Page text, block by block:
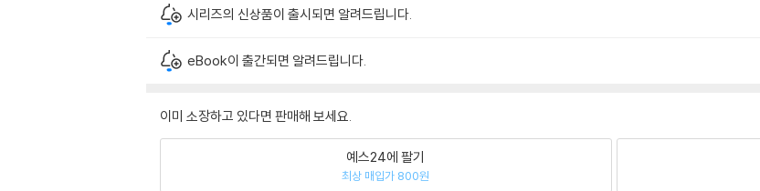
시리즈의 신상품이 출시되면 알려드립니다.
eBook이 출간되면 알려드립니다.
이미 소장하고 있다면 판매해 보세요.
예스24에 팔기
최상 매입가 800원